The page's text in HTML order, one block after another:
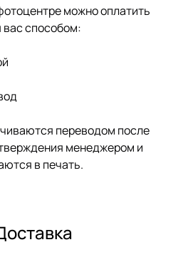
можно оплатить
способом:
переводом после
менеджером и
в печать.